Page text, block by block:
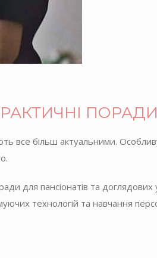
ПОРАДИ
все більш актуальними.
для пансіонатів та
технологій та навчання